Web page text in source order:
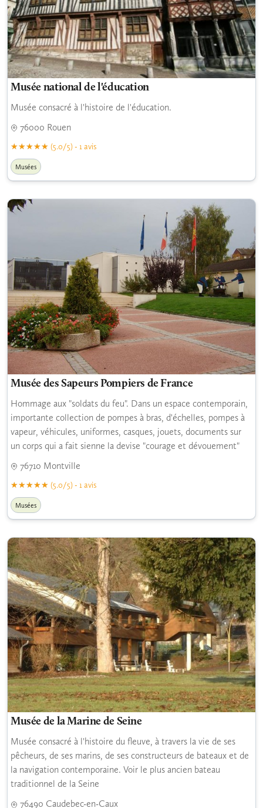
Musée national de l'éducation
Musée consacré à l'histoire de l'éducation.
76000 Rouen
(5.0/5) - 1 avis
Musées
Musée des Sapeurs Pompiers de France
Hommage aux "soldats du feu". Dans un espace contemporain,
importante collection de pompes à bras, d'échelles, pompes à
vapeur, véhicules, uniformes, casques, jouets, documents sur
un corps qui a fait sienne la devise "courage et dévouement"
76710 Montville
(5.0/5) - 1 avis
Musées
Musée de la Marine de Seine
Musée consacré à l'histoire du fleuve, à travers la vie de ses
pêcheurs, de ses marins, de ses constructeurs de bateaux et de
la navigation contemporaine. Voir le plus ancien bateau
traditionnel de la Seine
76490 Caudebec-en-Caux